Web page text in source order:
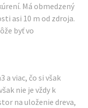
Má obmedzený
asi 10 m od zdroja.
byť vo
a viac, čo si však
nie je vždy k
na uloženie dreva,